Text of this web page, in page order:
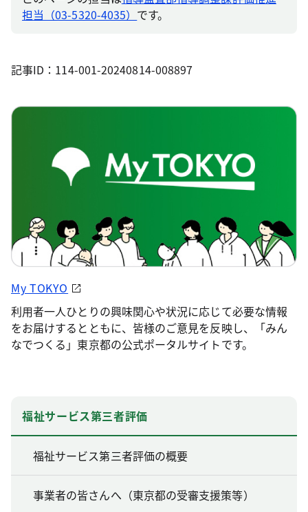
担当（03-5320-4035） です。
記事ID：114-001-20240814-008897
My TOKYO
利用者一人ひとりの興味関心や状況に応じて必要な情報
をお届けするとともに、皆様のご意見を反映し、「みん
なでつくる」東京都の公式ポータルサイトです。
福祉サービス第三者評価
福祉サービス第三者評価の概要
事業者の皆さんへ（東京都の受審支援策等）